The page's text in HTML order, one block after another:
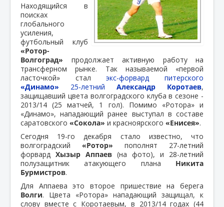
Находящийся в
поисках
глобального
усиления,
футбольный клуб
«Ротор-
Волгоград» продолжает активную работу на
трансферном рынке. Так называемой «первой
ласточкой» сталэкс-форвард питерского
«Динамо» 25-летний Александр Коротаев,
защищавший цвета волгоградского клуба в сезоне -
2013/14 (25 матчей, 1 гол). Помимо «Ротора» и
«Динамо», нападающий ранее выступал в составе
саратовского «Сокола» и красноярского «Енисея».
Сегодня 19-го декабря стало известно, что
волгоградский «Ротор» пополнят 27-летний
форвард Хызыр Аппаев (на фото), и 28-летний
полузащитник атакующего плана Никита
Бурмистров.
Для Аппаева это второе пришествие на берега
Волги. Цвета «Ротора» нападающий защищал, к
слову вместе с Коротаевым, в 2013/14 годах (44